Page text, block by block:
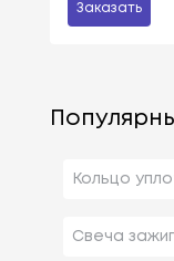
Заказать
Кольцо
Свеча